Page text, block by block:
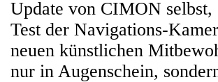
Update von CIMON
Test der Navigations-
neuen künstlichen
nur in Augenschein,